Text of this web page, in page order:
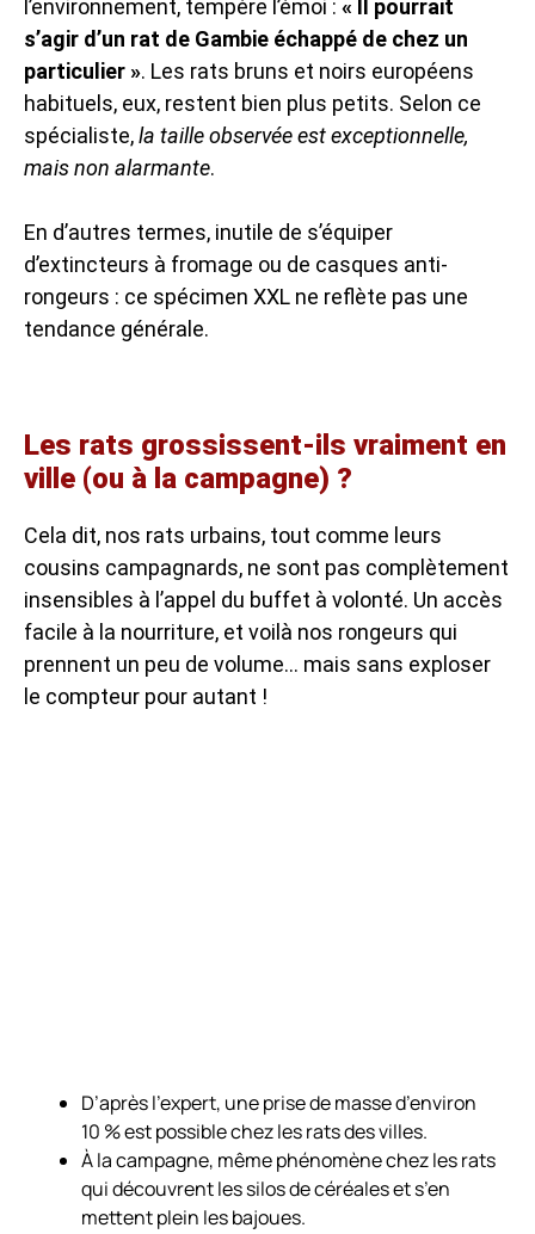
l’environnement, tempère l’émoi : « Il pourrait
s’agir d’un rat de Gambie échappé de chez un
particulier ». Les rats bruns et noirs européens
habituels, eux, restent bien plus petits. Selon ce
spécialiste,la taille observée est exceptionnelle,
mais non alarmante.
En d’autres termes, inutile de s’équiper
d’extincteurs à fromage ou de casques anti-
rongeurs : ce spécimen XXL ne reflète pas une
tendance générale.
Les rats grossissent-ils vraiment en
ville (ou à la campagne) ?
Cela dit, nos rats urbains, tout comme leurs
cousins campagnards, ne sont pas complètement
insensibles à l’appel du buffet à volonté. Un accès
facile à la nourriture, et voilà nos rongeurs qui
prennent un peu de volume… mais sans exploser
le compteur pour autant !
D’après l’expert, une prise de masse d’environ
10 % est possible chez les rats des villes.
À la campagne, même phénomène chez les rats
qui découvrent les silos de céréales et s’en
mettent plein les bajoues.